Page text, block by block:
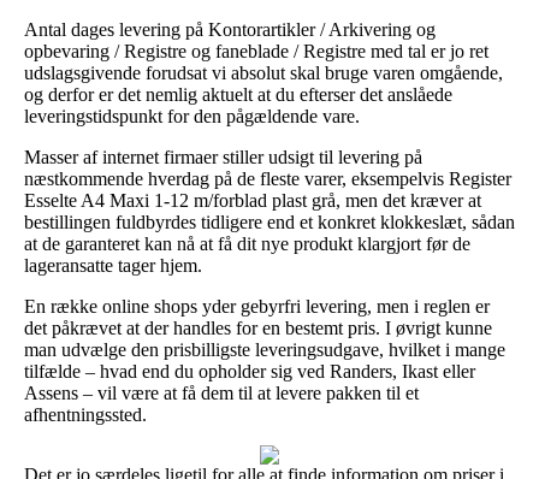
Antal dages levering på Kontorartikler / Arkivering og
opbevaring / Registre og faneblade / Registre med tal er jo ret
udslagsgivende forudsat vi absolut skal bruge varen omgående,
og derfor er det nemlig aktuelt at du efterser det anslåede
leveringstidspunkt for den pågældende vare.
Masser af internet firmaer stiller udsigt til levering på
næstkommende hverdag på de fleste varer, eksempelvis Register
Esselte A4 Maxi 1-12 m/forblad plast grå, men det kræver at
bestillingen fuldbyrdes tidligere end et konkret klokkeslæt, sådan
at de garanteret kan nå at få dit nye produkt klargjort før de
lageransatte tager hjem.
En række online shops yder gebyrfri levering, men i reglen er
det påkrævet at der handles for en bestemt pris. I øvrigt kunne
man udvælge den prisbilligste leveringsudgave, hvilket i mange
tilfælde – hvad end du opholder sig ved Randers, Ikast eller
Assens – vil være at få dem til at levere pakken til et
afhentningssted.
Det er jo særdeles ligetil for alle at finde information om priser i